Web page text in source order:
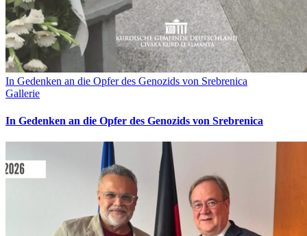
In Gedenken an die Opfer des Genozids von Srebrenica
Gallerie
In Gedenken an die Opfer des Genozids von Srebrenica